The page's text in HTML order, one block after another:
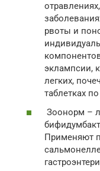
рвоты и
эклампсии,
легких,
таблетках
Зоонорм –
Применяют